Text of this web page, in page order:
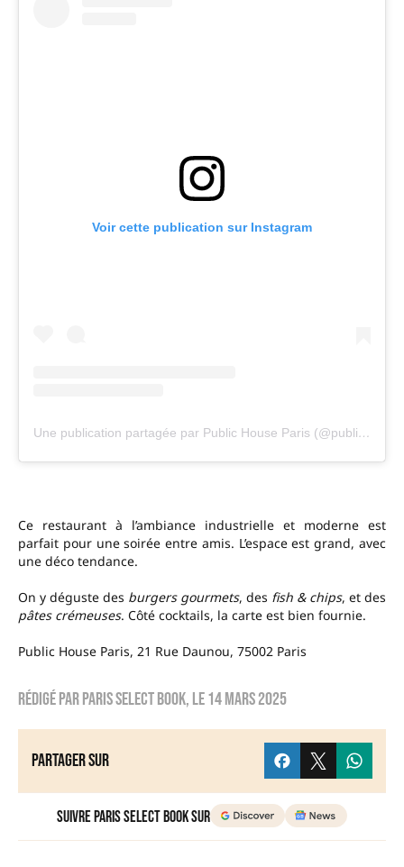
Voir cette publication sur Instagram
Une publication partagée par Public House Paris (@publichouse.paris)
Ce restaurant à l’ambiance industrielle et moderne est
parfait pour une soirée entre amis. L’espace est grand, avec
une déco tendance.
On y déguste des burgers gourmets, des fish & chips, et des
pâtes crémeuses. Côté cocktails, la carte est bien fournie.
Public House Paris, 21 Rue Daunou, 75002 Paris
Rédigé parParis Select Book, le14 mars 2025
Partager sur
Suivre Paris Select Book sur